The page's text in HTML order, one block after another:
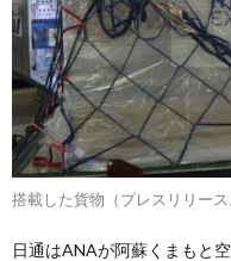
搭載した貨物（プレスリリース
日通はANAが阿蘇くまもと